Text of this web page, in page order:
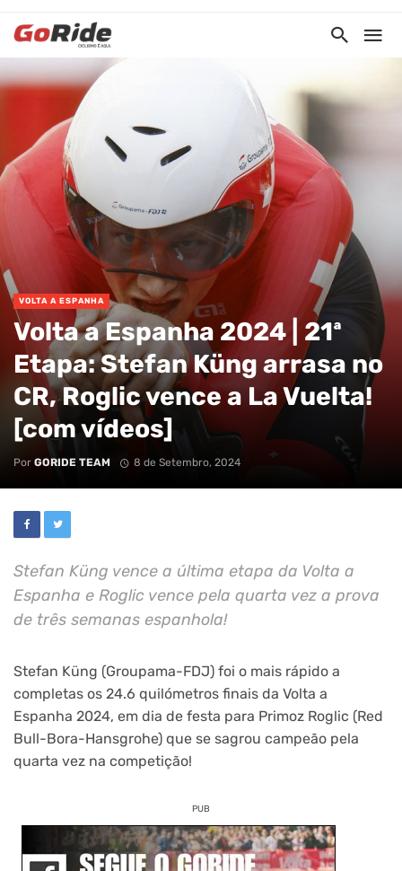
VOLTA A ESPANHA
Volta a Espanha 2024 | 21ª
Etapa: Stefan Küng arrasa no
CR, Roglic vence a La Vuelta!
[com vídeos]
Por GORIDE TEAM 8 de Setembro, 2024
Stefan Küng vence a última etapa da Volta a
Espanha e Roglic vence pela quarta vez a prova
de três semanas espanhola!
Stefan Küng (Groupama-FDJ) foi o mais rápido a
completas os 24.6 quilómetros finais da Volta a
Espanha 2024, em dia de festa para Primoz Roglic (Red
Bull-Bora-Hansgrohe) que se sagrou campeão pela
quarta vez na competição!
PUB